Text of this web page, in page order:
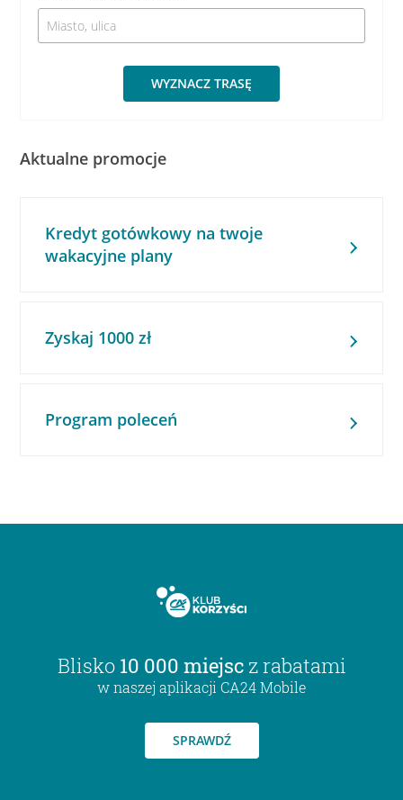
WYZNACZ TRASĘ
Aktualne promocje
Kredyt gotówkowy na twoje
wakacyjne plany
Zyskaj 1000 zł
Program poleceń
Blisko 10 000 miejsc z rabatami
w naszej aplikacji CA24 Mobile
SPRAWDŹ